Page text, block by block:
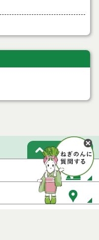
ページトップ